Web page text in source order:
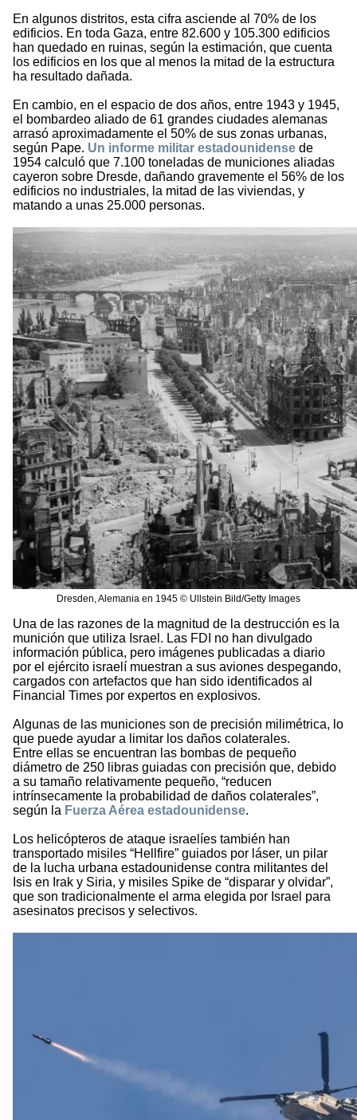
En algunos distritos, esta cifra asciende al 70% de los
edificios. En toda Gaza, entre 82.600 y 105.300 edificios
han quedado en ruinas, según la estimación, que cuenta
los edificios en los que al menos la mitad de la estructura
ha resultado dañada.
En cambio, en el espacio de dos años, entre 1943 y 1945,
el bombardeo aliado de 61 grandes ciudades alemanas
arrasó aproximadamente el 50% de sus zonas urbanas,
según Pape. Un informe militar estadounidense de
1954 calculó que 7.100 toneladas de municiones aliadas
cayeron sobre Dresde, dañando gravemente el 56% de los
edificios no industriales, la mitad de las viviendas, y
matando a unas 25.000 personas.
Dresden, Alemania en 1945 © Ullstein Bild/Getty Images
Una de las razones de la magnitud de la destrucción es la
munición que utiliza Israel. Las FDI no han divulgado
información pública, pero imágenes publicadas a diario
por el ejército israelí muestran a sus aviones despegando,
cargados con artefactos que han sido identificados al
Financial Times por expertos en explosivos.
Algunas de las municiones son de precisión milimétrica, lo
que puede ayudar a limitar los daños colaterales.
Entre ellas se encuentran las bombas de pequeño
diámetro de 250 libras guiadas con precisión que, debido
a su tamaño relativamente pequeño, “reducen
intrínsecamente la probabilidad de daños colaterales”,
según la Fuerza Aérea estadounidense.
Los helicópteros de ataque israelíes también han
transportado misiles “Hellfire” guiados por láser, un pilar
de la lucha urbana estadounidense contra militantes del
Isis en Irak y Siria, y misiles Spike de “disparar y olvidar”,
que son tradicionalmente el arma elegida por Israel para
asesinatos precisos y selectivos.